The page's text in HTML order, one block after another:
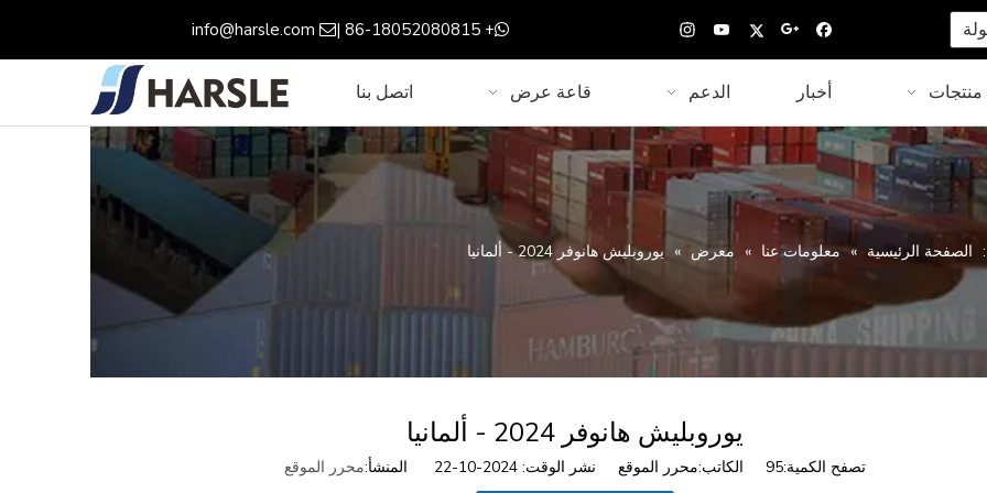

+ 86-18052080815 |

info@harsle.com
منتجات أخبار الدعم قاعة عرض اتصل بنا
الصفحة الرئيسية » معلومات عنا » معرض » يوروبليش هانوفر 2024 - ألمانيا
يوروبليش هانوفر 2024 - ألمانيا
تصفح الكمية:95 الكاتب:محرر الموقع نشر الوقت: 2024-10-22 المنشأ: محرر الموقع